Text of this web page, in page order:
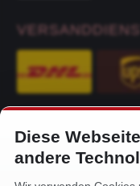
KONTAKT
Alfa-Service
Diese
andere